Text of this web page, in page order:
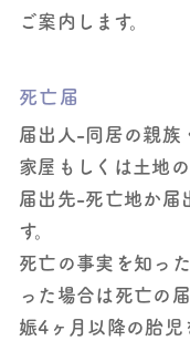
ご案内します。
死亡届
届出人-同居の親族
家屋もしくは土地
届出先-死亡地か届
す。
死亡の事実を知っ
った場合は死亡の
娠4ヶ月以降の胎児